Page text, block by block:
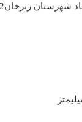
بر ثانیه خواهد بود.